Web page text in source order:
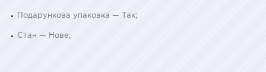
Подарункова упаковка — Так;
Стан — Нове;